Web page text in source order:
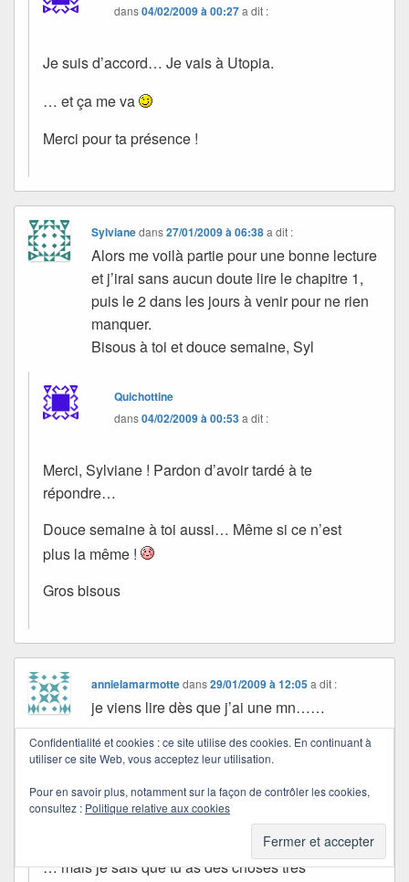
dans04/02/2009 à 00:27a dit :
Je suis d’accord… Je vais à Utopia.
… et ça me va
Merci pour ta présence !
Sylvianedans27/01/2009 à 06:38 a dit :
Alors me voilà partie pour une bonne lecture
et j’irai sans aucun doute lire le chapitre 1,
puis le 2 dans les jours à venir pour ne rien
manquer.
Bisous à toi et douce semaine, Syl
Quichottine
dans04/02/2009 à 00:53a dit :
Merci, Sylviane ! Pardon d’avoir tardé à te
répondre…
Douce semaine à toi aussi… Même si ce n’est
plus la même !
Gros bisous
annielamarmottedans29/01/2009 à 12:05 a dit :
je viens lire dès que j’ai une mn……
Quichottine
… mais je sais que tu as des choses très
Confidentialité et cookies : ce site utilise des cookies. En continuant à
utiliser ce site Web, vous acceptez leur utilisation.
Pour en savoir plus, notamment sur la façon de contrôler les cookies,
consultez : Politique relative aux cookies